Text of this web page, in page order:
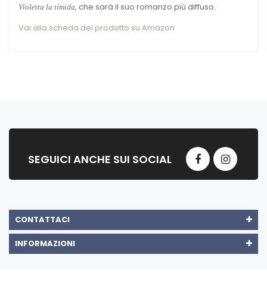
Violetta la timida, che sarà il suo romanzo più diffuso.
Vai alla scheda del prodotto su Amazon
SEGUICI ANCHE SUI SOCIAL
CONTATTACI
INFORMAZIONI